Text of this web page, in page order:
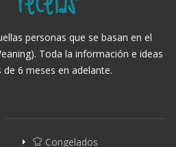
personas que se basan en el
Toda la información e ideas
de 6 meses en adelante.
Congelados